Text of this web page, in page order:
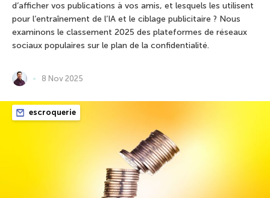
d’afficher vos publications à vos amis, et lesquels les utilisent
pour l’entraînement de l’IA et le ciblage publicitaire ? Nous
examinons le classement 2025 des plateformes de réseaux
sociaux populaires sur le plan de la confidentialité.
8 Nov 2025
escroquerie